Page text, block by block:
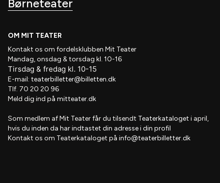
Børneteater
OM MIT TEATER
Kontakt os om fordelsklubben Mit Teater
Mandag, onsdag & torsdag kl. 10-16
Tirsdag & fredag kl. 10-15
E-mail: teaterbilletter@billetten.dk
Tlf. 70 20 20 96
Meld dig ind på mitteater.dk
Som medlem afMit Teaterfår du tilsendt Teaterkataloget i april,
hvis du inden da har indtastet din adresse i din profil
Kontakt os om Teaterkataloget på info@teaterbilletter.dk